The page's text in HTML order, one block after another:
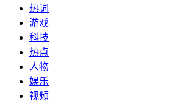
热词
游戏
科技
热点
人物
娱乐
视频